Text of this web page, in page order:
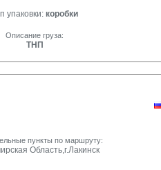
упаковки: коробки
Описание груза:
ТНП
пункты по маршруту:
Область,г.Лакинск